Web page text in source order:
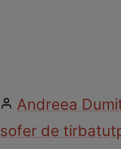
Andreea
sofer de tirbatut